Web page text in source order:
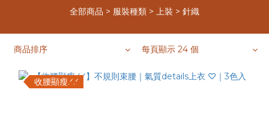
全部商品 > 服裝種類 > 上裝 > 針織
商品排序 每頁顯示 24 個
收腰顯瘦.ᐟ.ᐟ